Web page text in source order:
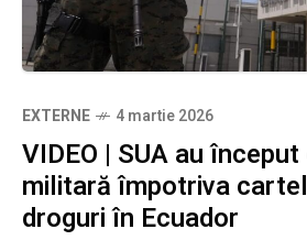
EXTERNE 4 martie 2026
VIDEO | SUA au
militară împotriva
droguri în Ecuador